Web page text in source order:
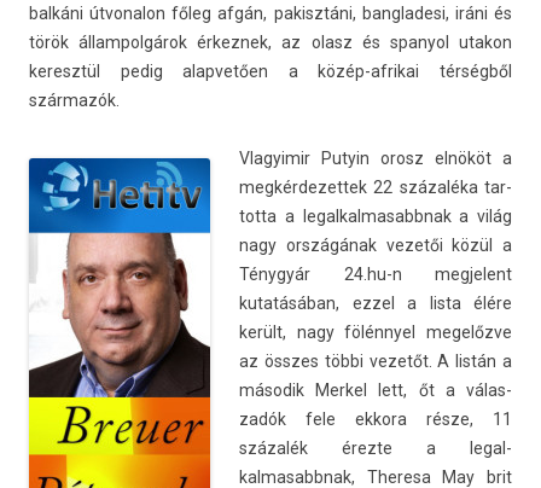
balkáni útvonalon főleg afgán, pakisztáni, bangladesi, iráni és
török állam­polgárok érkez­nek, az olasz és spanyol utakon
keresztül pedig al­ap­vető­en a közép-afrikai térségből
származók.
Vlagyimir Putyin orosz elnököt a
meg­kérdezet­tek 22 százaléka tar­
totta a legal­kalmasabbnak a világ
nagy országának vezetői közül a
Ténygyár 24.hu-n meg­jelent
kutatásában, ezzel a lista élére
került, nagy fölénnyel megelőzve
az összes többi vezetőt. A listán a
második Mer­kel lett, őt a válas­
zadók fele ek­kora része, 11
százalék érezte a legal­
kalmasabbnak, Theresa May brit